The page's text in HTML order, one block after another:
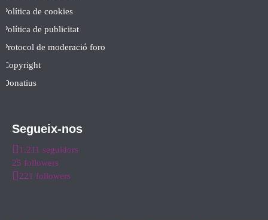
Política de cookies
Política de publicitat
Protocol de moderació foro
Copyright
Donatius
Segueix-nos
1.211 seguidors
25 followers
221 followers